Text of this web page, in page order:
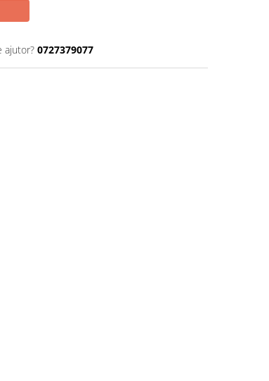
ajutor? 0727379077